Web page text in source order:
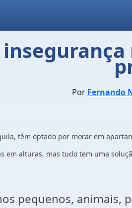
Por Fernando
têm optado por morar em
em alturas, mas tudo tem uma
pequenos,